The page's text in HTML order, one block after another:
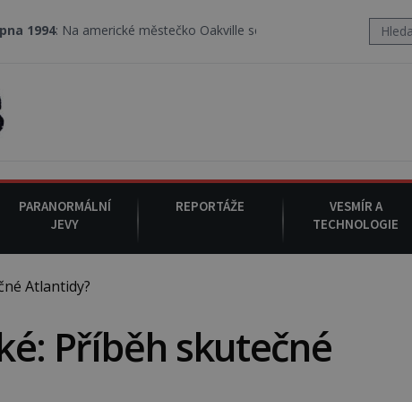
městečko Oakville se z nebe snáší podivná rosolovitá látka
PARANORMÁLNÍ
JEVY
REPORTÁŽE
VESMÍR A
TECHNOLOGIE
Atlantidy?
Příběh skutečné